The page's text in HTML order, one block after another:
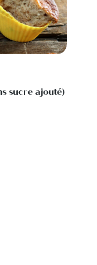
sucre ajouté)